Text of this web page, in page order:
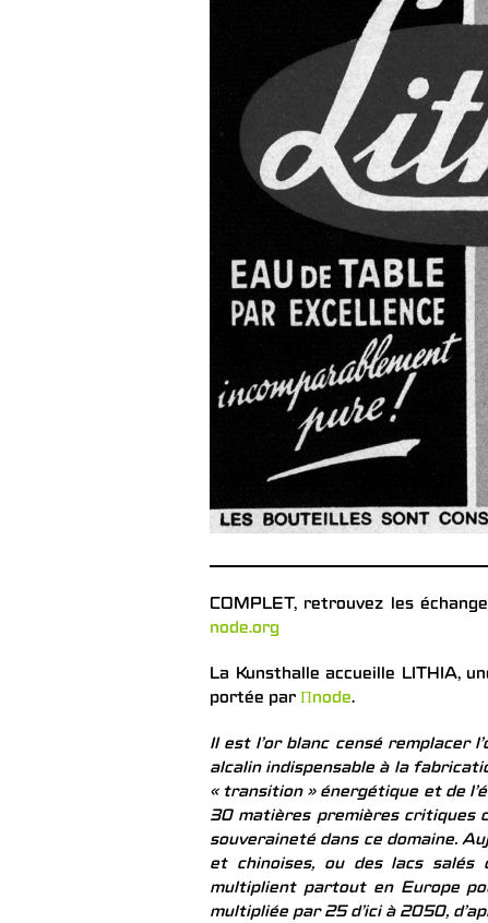
COMPLET, retrouvez les
node.org
La Kunsthalle accueille LITHIA,
portée par Πnode.
II est l’or blanc censé remplacer
alcalin indispensable à la
« transition » énergétique et de
30 matières premières critiques
souveraineté dans ce domaine.
et chinoises, ou des lacs salés
multiplient partout en Europe
multipliée par 25 d’ici à 2050,